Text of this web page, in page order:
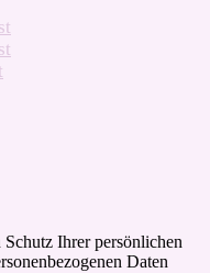
Ihrer persönlichen
Daten